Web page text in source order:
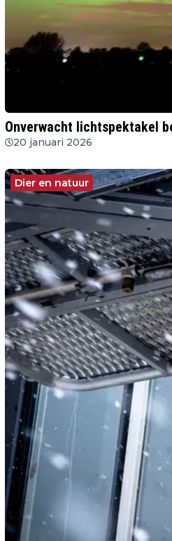
Onverwacht lichtspektakel
20 januari 2026
Dier en natuur